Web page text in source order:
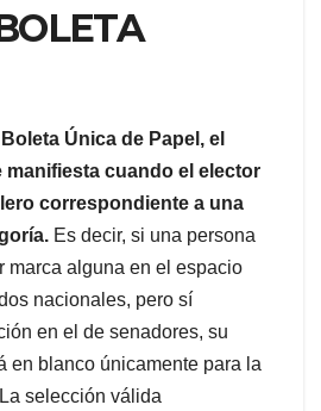
Única de Papel, el
manifiesta cuando el elector
correspondiente a una
Es decir, si una persona
marca alguna en el espacio
nacionales, pero sí
en el de senadores, su
en blanco únicamente para la
selección válida